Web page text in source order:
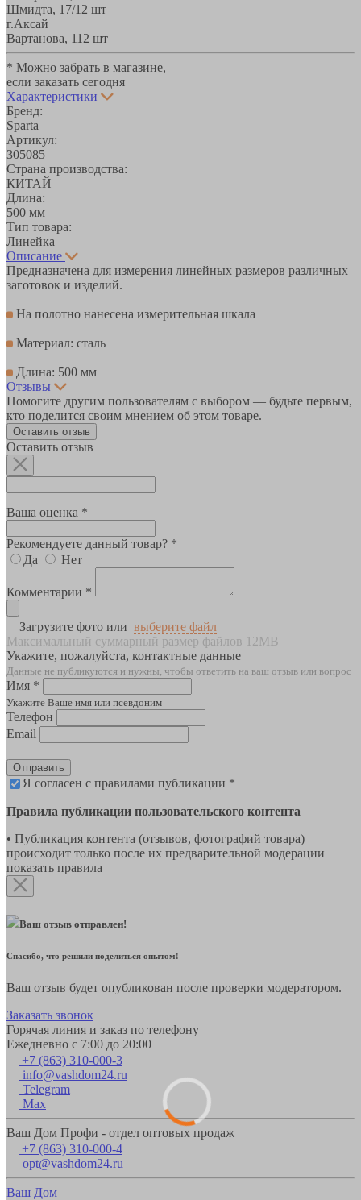
Шмидта, 17/1 2 шт
г.Аксай
Вартанова, 11 2 шт
* Можно забрать в магазине,
если заказать сегодня
Характеристики
Бренд:
Sparta
Артикул:
305085
Страна производства:
КИТАЙ
Длина:
500 мм
Тип товара:
Линейка
Описание
Предназначена для измерения линейных размеров различных
заготовок и изделий.
На полотно нанесена измерительная шкала
Материал: сталь
Длина: 500 мм
Отзывы
Помогите другим пользователям с выбором — будьте первым,
кто поделится своим мнением об этом товаре.
Оставить отзыв
Оставить отзыв
Ваша оценка *
Рекомендуете данный товар? *
Да
Нет
Комментарии *
Загрузите фото или выберите файл
Максимальный суммарный размер файлов 12MB
Укажите, пожалуйста, контактные данные
Данные не публикуются и нужны, чтобы ответить на ваш отзыв или вопрос
Имя *
Укажите Ваше имя или псевдоним
Телефон
Email
Отправить
Я согласен с правилами публикации *
Правила публикации пользовательского контента
• Публикация контента (отзывов, фотографий товара)
происходит только после их предварительной модерации
показать правила
Ваш отзыв отправлен!
Спасибо, что решили поделиться опытом!
Ваш отзыв будет опубликован после проверки модератором.
Заказать звонок
Горячая линия и заказ по телефону
Ежедневно с 7:00 до 20:00
+7 (863) 310-000-3
info@vashdom24.ru
Telegram
Max
Ваш Дом Профи - отдел оптовых продаж
+7 (863) 310-000-4
opt@vashdom24.ru
Ваш Дом